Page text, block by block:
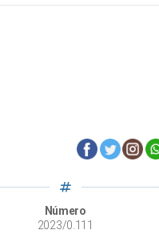
tag
Número
2023/0.111